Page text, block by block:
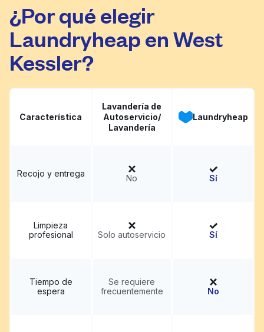
¿Por qué elegir
Laundryheap en West
Kessler?
Característica
Lavandería de
Autoservicio/
Lavandería
Laundryheap
Recojo y entrega No Sí
Limpieza
profesional
Solo autoservicio Sí
Tiempo de
espera
Se requiere
frecuentemente
No